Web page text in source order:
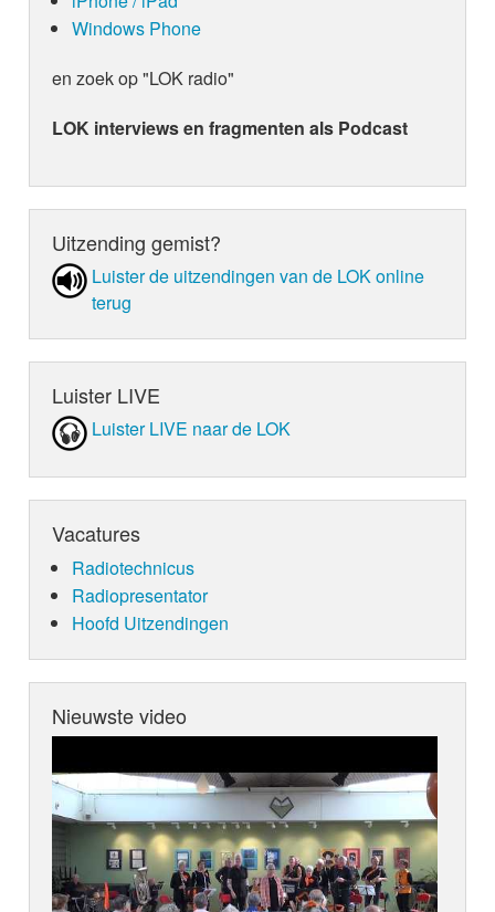
Windows Phone
en zoek op "LOK radio"
LOK interviews en fragmenten als Podcast
Uitzending gemist?
Luister de uit­zen­din­gen van de LOK online
terug
Luister LIVE
Luister LIVE naar de LOK
Vacatures
Radiotechnicus
Radiopresentator
Hoofd Uitzendingen
Nieuwste video